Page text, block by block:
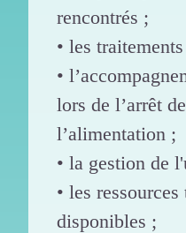
rencontrés ;
• les
•
lors de l’arrêt
l’alimentation ;
• la gestion de
• les
disponibles ;